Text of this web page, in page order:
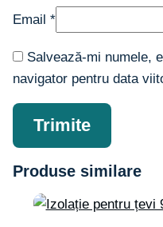
Email *
Salvează-mi numele,
navigator pentru data
Produse similare